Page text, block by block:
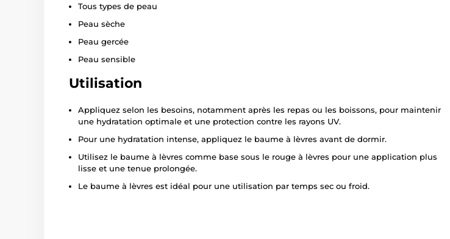
Tous types de peau
Peau sèche
Peau gercée
Peau sensible
Utilisation
Appliquez selon les besoins, notamment après les repas ou les boissons, pour maintenir
une hydratation optimale et une protection contre les rayons UV.
Pour une hydratation intense, appliquez le baume à lèvres avant de dormir.
Utilisez le baume à lèvres comme base sous le rouge à lèvres pour une application plus
lisse et une tenue prolongée.
Le baume à lèvres est idéal pour une utilisation par temps sec ou froid.